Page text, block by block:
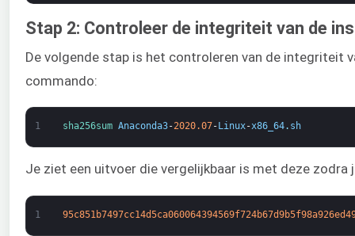
Stap 2: Controleer de integriteit van de
De volgende stap is het controleren van de integriteit
commando:
1 sha256sum Anaconda3-2020.07- Linux-x86_64. sh
Je ziet een uitvoer die vergelijkbaar is met deze
1